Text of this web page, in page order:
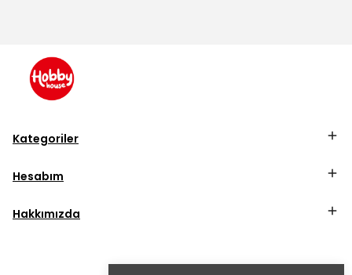
Kategoriler
Hesabım
Hakkımızda